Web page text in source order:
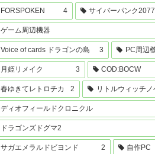
FORSPOKEN 4 サイバーパンク2077
ゲーム周辺機器
Voice of cards ドラゴンの島 3 PC周辺
月姫リメイク 3 COD:BOCW
春ゆきてレトロチカ 2 リトルウィッチノ
ディオフィールドクロニクル
ドラゴンズドグマ2
サガエメラルドビヨンド 2 自作PC